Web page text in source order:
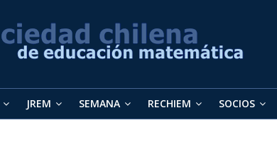
JREM SEMANA RECHIEM SOCIOS